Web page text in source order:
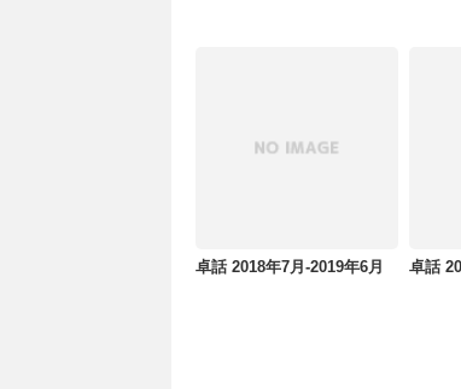
卓話 2018年7月-2019年6月 卓話